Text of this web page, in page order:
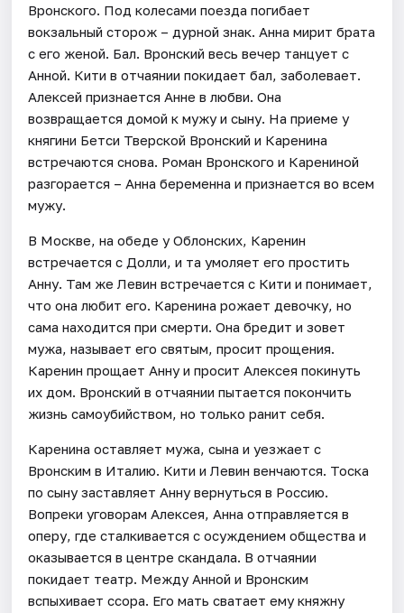
Вронского. Под колесами поезда погибает
вокзальный сторож – дурной знак. Анна мирит брата
с его женой. Бал. Вронский весь вечер танцует с
Анной. Кити в отчаянии покидает бал, заболевает.
Алексей признается Анне в любви. Она
возвращается домой к мужу и сыну. На приеме у
княгини Бетси Тверской Вронский и Каренина
встречаются снова. Роман Вронского и Карениной
разгорается – Анна беременна и признается во всем
мужу.
В Москве, на обеде у Облонских, Каренин
встречается с Долли, и та умоляет его простить
Анну. Там же Левин встречается с Кити и понимает,
что она любит его. Каренина рожает девочку, но
сама находится при смерти. Она бредит и зовет
мужа, называет его святым, просит прощения.
Каренин прощает Анну и просит Алексея покинуть
их дом. Вронский в отчаянии пытается покончить
жизнь самоубийством, но только ранит себя.
Каренина оставляет мужа, сына и уезжает с
Вронским в Италию. Кити и Левин венчаются. Тоска
по сыну заставляет Анну вернуться в Россию.
Вопреки уговорам Алексея, Анна отправляется в
оперу, где сталкивается с осуждением общества и
оказывается в центре скандала. В отчаянии
покидает театр. Между Анной и Вронским
вспыхивает ссора. Его мать сватает ему княжну